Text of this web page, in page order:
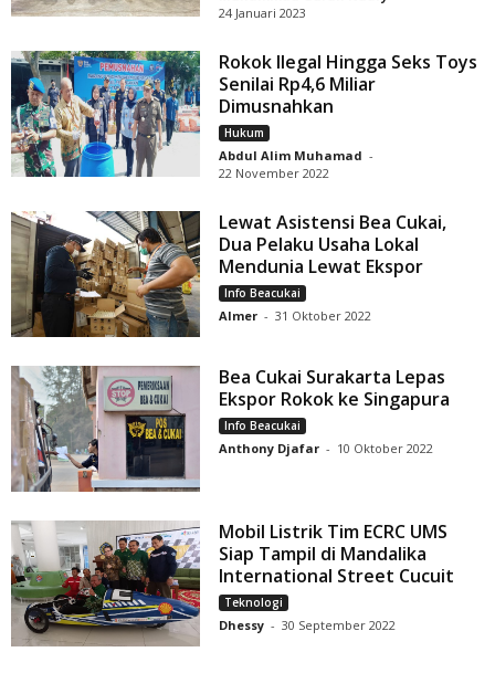
24 Januari 2023
Rokok Ilegal Hingga Seks Toys
Senilai Rp4,6 Miliar
Dimusnahkan
Hukum
Abdul Alim Muhamad -
22 November 2022
Lewat Asistensi Bea Cukai,
Dua Pelaku Usaha Lokal
Mendunia Lewat Ekspor
Info Beacukai
Almer - 31 Oktober 2022
Bea Cukai Surakarta Lepas
Ekspor Rokok ke Singapura
Info Beacukai
Anthony Djafar - 10 Oktober 2022
Mobil Listrik Tim ECRC UMS
Siap Tampil di Mandalika
International Street Cucuit
Teknologi
Dhessy - 30 September 2022